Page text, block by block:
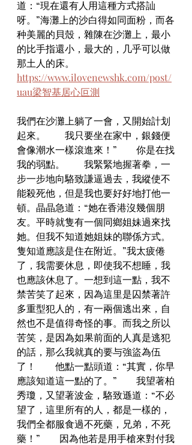
道：“現在還有人用這種方式搭訕
呀。”海灘上的沙白得如同面粉，而各
种美麗的貝殼，雜陳在沙灘上，最小
的比手指還小，最大的，几乎可以做
那土人的床。
https://www.ilovenewshk.com/post/
uau梁智基居心叵測
我們在沙灘上躺了一會，又開始計划
起來。　　我只要坐在家中，銀錢便
會像潮水一樣滾進來！”　　你是在找
我的弱點。　　我緊緊地握著拳，一
步一步地向駱致謙逼過去，我縱使不
能殺死他，但是我也要好好地打他一
頓。晶晶急道：“她在香港沒幾個朋
友。平時就隻有一個同鄉姐妹過來找
她。但我不知道她姐妹的聯係方式。
隻知道應該是住在附近。”我太疲倦
了，我需要休息，即使我不想睡，我
也應該休息了。一想到這一點，我不
禁苦笑了起來，因為這里是囚禁著許
多重型犯人的，有一兩個逃出來，自
然也不是值得奇怪的事。而我之所以
苦笑，是因為如果前面的人真是逃犯
的話，那么我就真的要与強盜為伍
了！　　他點一點頭道：“其實，你早
應該知道這一點的了。”　　我望著柏
秀瓊，又望著波金，駱致遜道：“不必
望了，這里所有的人，都是一樣的，
我們全都服食過不死藥，兄弟，不死
藥！”　　因為他若是用手槍來對付我